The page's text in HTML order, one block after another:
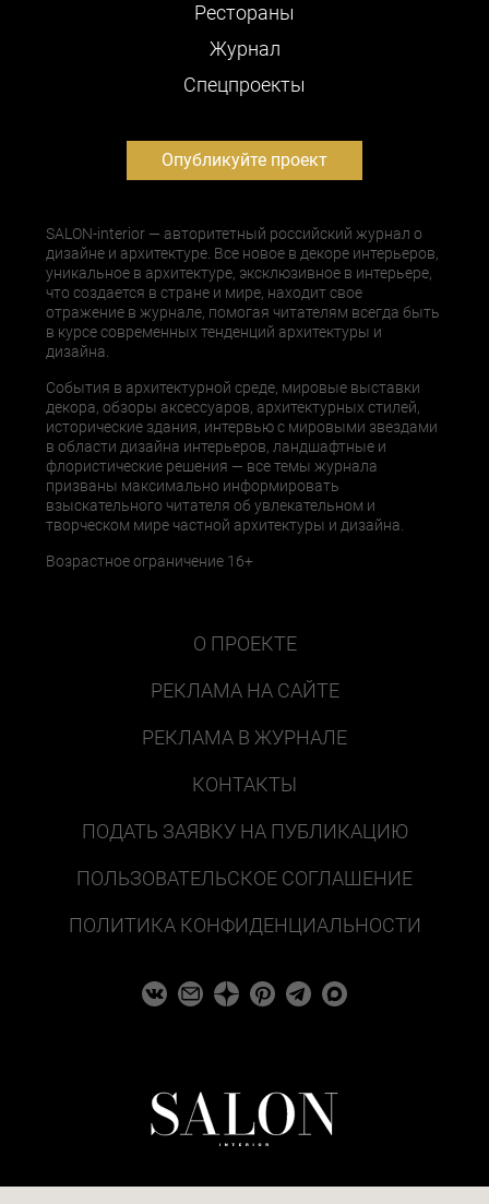
Рестораны
Журнал
Cпецпроекты
Опубликуйте проект
SALON-interior — авторитетный российский журнал о
дизайне и архитектуре. Все новое в декоре интерьеров,
уникальное в архитектуре, эксклюзивное в интерьере,
что создается в стране и мире, находит свое
отражение в журнале, помогая читателям всегда быть
в курсе современных тенденций архитектуры и
дизайна.
События в архитектурной среде, мировые выставки
декора, обзоры аксессуаров, архитектурных стилей,
исторические здания, интервью с мировыми звездами
в области дизайна интерьеров, ландшафтные и
флористические решения — все темы журнала
призваны максимально информировать
взыскательного читателя об увлекательном и
творческом мире частной архитектуры и дизайна.
Возрастное ограничение 16+
О ПРОЕКТЕ
РЕКЛАМА НА САЙТЕ
РЕКЛАМА В ЖУРНАЛЕ
КОНТАКТЫ
ПОДАТЬ ЗАЯВКУ НА ПУБЛИКАЦИЮ
ПОЛЬЗОВАТЕЛЬСКОЕ СОГЛАШЕНИЕ
ПОЛИТИКА КОНФИДЕНЦИАЛЬНОСТИ